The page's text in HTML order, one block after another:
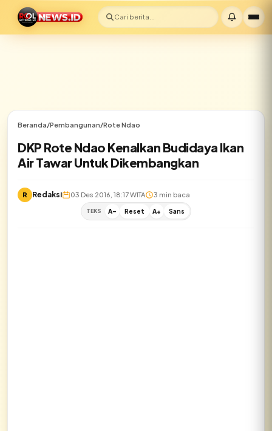
Cari berita...
Beranda/Pembangunan/Rote Ndao
DKP Rote Ndao Kenalkan Budidaya Ikan
Air Tawar Untuk Dikembangkan
R Redaksi 03 Des 2016, 18:17 WITA 3 min baca
TEKS A- Reset A+ Sans